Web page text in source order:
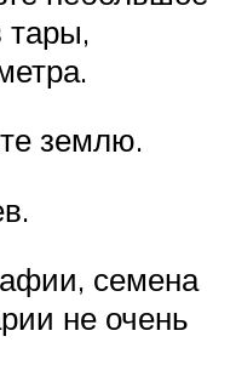
тары,
землю.
семена
не очень